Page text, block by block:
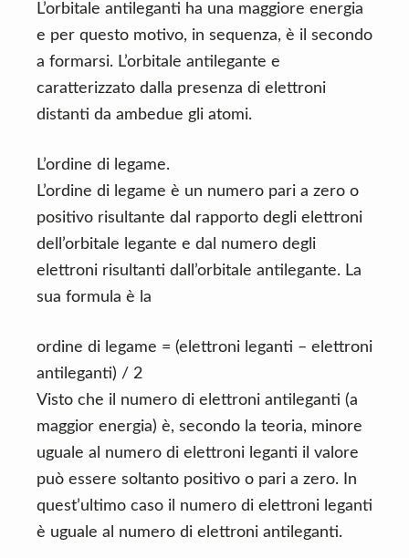
L’orbitale antileganti ha una maggiore energia
e per questo motivo, in sequenza, è il secondo
a formarsi. L’orbitale antilegante e
caratterizzato dalla presenza di elettroni
distanti da ambedue gli atomi.
L’ordine di legame.
L’ordine di legame è un numero pari a zero o
positivo risultante dal rapporto degli elettroni
dell’orbitale legante e dal numero degli
elettroni risultanti dall’orbitale antilegante. La
sua formula è la
ordine di legame = (elettroni leganti – elettroni
antileganti) / 2
Visto che il numero di elettroni antileganti (a
maggior energia) è, secondo la teoria, minore
uguale al numero di elettroni leganti il valore
può essere soltanto positivo o pari a zero. In
quest’ultimo caso il numero di elettroni leganti
è uguale al numero di elettroni antileganti.